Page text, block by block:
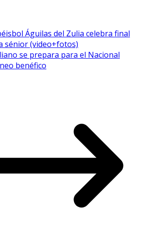
Águilas del Zulia celebra final
sénior (video+fotos)
se prepara para el Nacional
benéfico